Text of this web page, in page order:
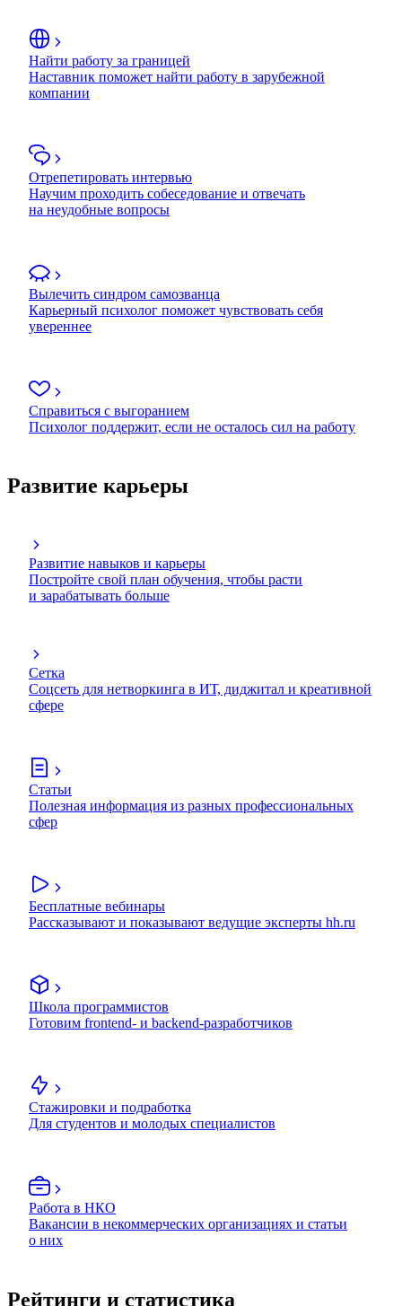
Найти работу за границей
Наставник поможет найти работу в зарубежной
компании
Отрепетировать интервью
Научим проходить собеседование и отвечать
на неудобные вопросы
Вылечить синдром самозванца
Карьерный психолог поможет чувствовать себя
увереннее
Справиться с выгоранием
Психолог поддержит, если не осталось сил на работу
Развитие карьеры
Развитие навыков и карьеры
Постройте свой план обучения, чтобы расти
и зарабатывать больше
Сетка
Соцсеть для нетворкинга в ИТ, диджитал и креативной
сфере
Статьи
Полезная информация из разных профессиональных
сфер
Бесплатные вебинары
Рассказывают и показывают ведущие эксперты hh.ru
Школа программистов
Готовим frontend- и backend-разработчиков
Стажировки и подработка
Для студентов и молодых специалистов
Работа в НКО
Вакансии в некоммерческих организациях и статьи
о них
Рейтинги и статистика